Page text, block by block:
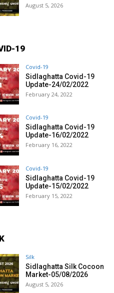
August 5, 2026
19
Covid-19
Sidlaghatta Covid-19
Update-24/02/2022
February 24, 2022
Covid-19
Sidlaghatta Covid-19
Update-16/02/2022
February 16, 2022
Covid-19
Sidlaghatta Covid-19
Update-15/02/2022
February 15, 2022
Silk
Sidlaghatta Silk Cocoon
Market-05/08/2026
August 5, 2026